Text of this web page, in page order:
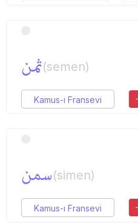
ثمن(semen)
Kamus-ı Fransevi
سمن(simen)
Kamus-ı Fransevi